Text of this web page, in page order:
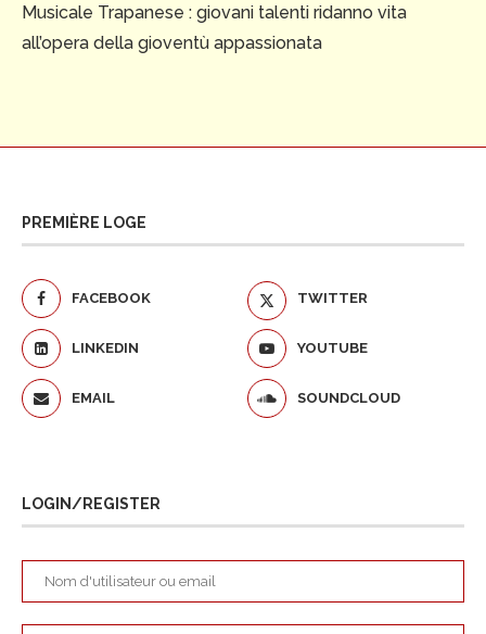
Musicale Trapanese : giovani talenti ridanno vita
all’opera della gioventù appassionata
PREMIÈRE LOGE
FACEBOOK TWITTER
LINKEDIN YOUTUBE
EMAIL SOUNDCLOUD
LOGIN/REGISTER